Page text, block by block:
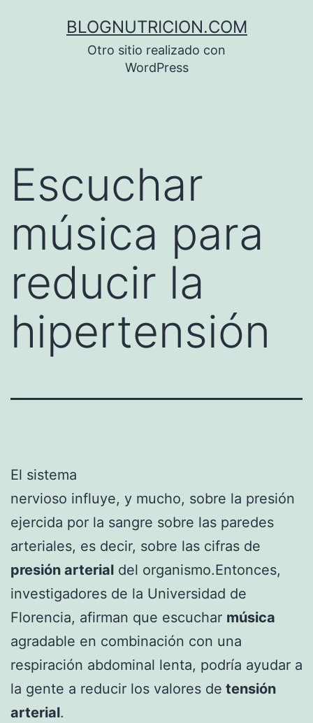
BLOGNUTRICION.COM
Otro sitio realizado con
WordPress
Escuchar
música para
reducir la
hipertensión
El sistema
nervioso influye, y mucho, sobre la presión
ejercida por la sangre sobre las paredes
arteriales, es decir, sobre las cifras de
presión arterial del organismo.Entonces,
investigadores de la Universidad de
Florencia, afirman que escuchar música
agradable en combinación con una
respiración abdominal lenta, podría ayudar a
la gente a reducir los valores de tensión
arterial.